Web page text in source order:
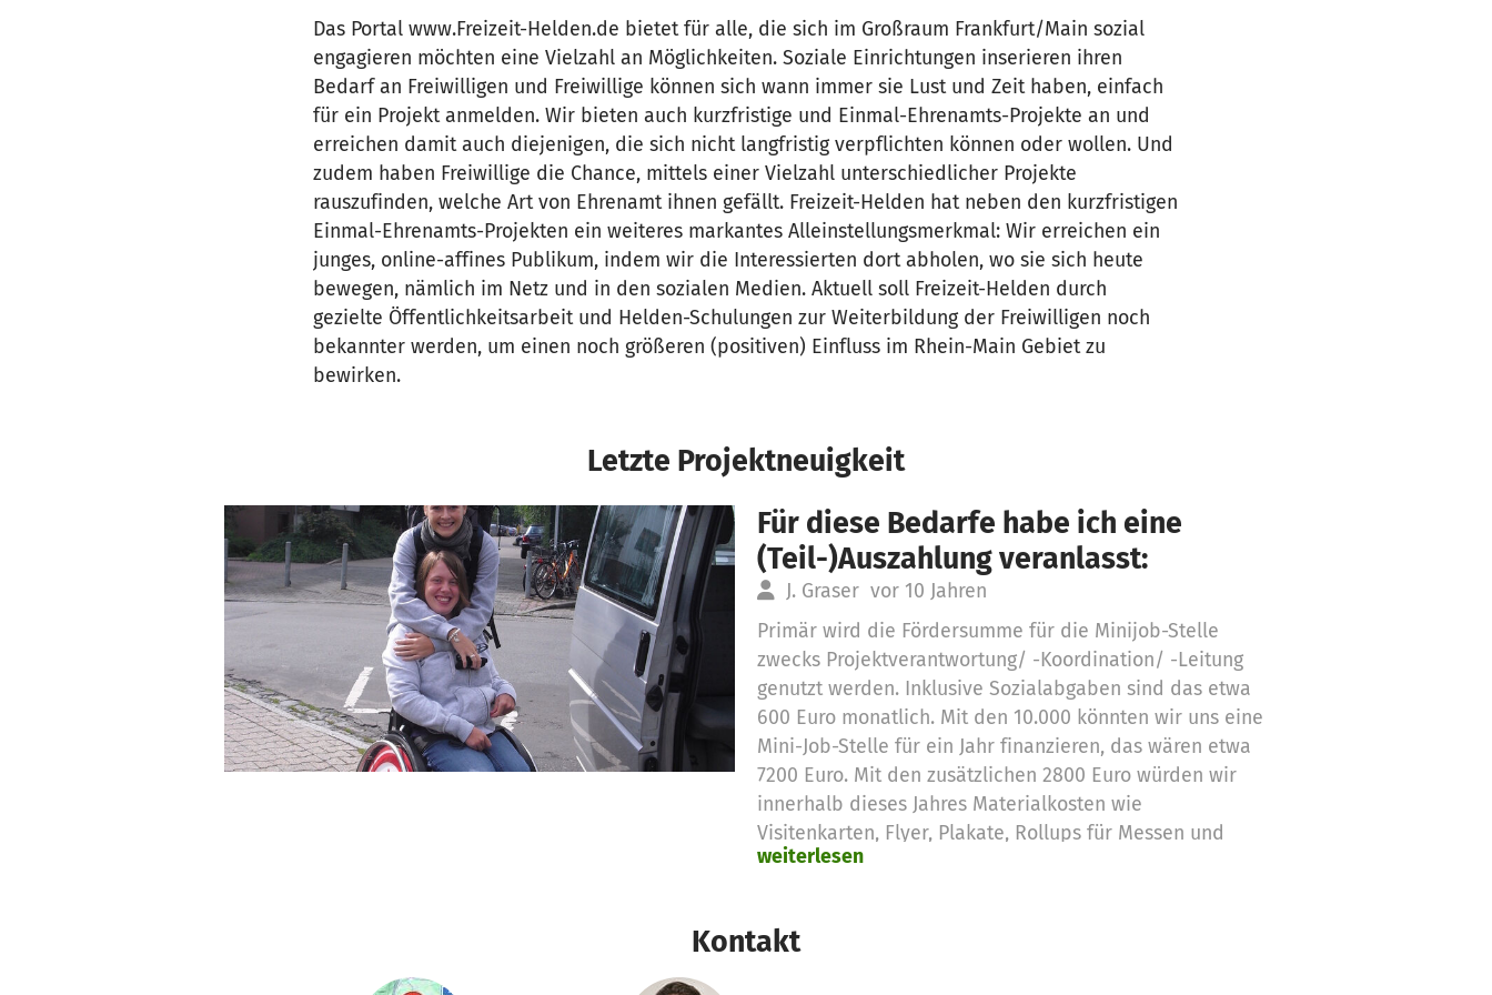
Das Portal www.Freizeit-Helden.de bietet für alle, die sich im Großraum Frankfurt/Main sozial
engagieren möchten eine Vielzahl an Möglichkeiten. Soziale Einrichtungen inserieren ihren
Bedarf an Freiwilligen und Freiwillige können sich wann immer sie Lust und Zeit haben, einfach
für ein Projekt anmelden. Wir bieten auch kurzfristige und Einmal-Ehrenamts-Projekte an und
erreichen damit auch diejenigen, die sich nicht langfristig verpflichten können oder wollen. Und
zudem haben Freiwillige die Chance, mittels einer Vielzahl unterschiedlicher Projekte
rauszufinden, welche Art von Ehrenamt ihnen gefällt. Freizeit-Helden hat neben den kurzfristigen
Einmal-Ehrenamts-Projekten ein weiteres markantes Alleinstellungsmerkmal: Wir erreichen ein
junges, online-affines Publikum, indem wir die Interessierten dort abholen, wo sie sich heute
bewegen, nämlich im Netz und in den sozialen Medien. Aktuell soll Freizeit-Helden durch
gezielte Öffentlichkeitsarbeit und Helden-Schulungen zur Weiterbildung der Freiwilligen noch
bekannter werden, um einen noch größeren (positiven) Einfluss im Rhein-Main Gebiet zu
bewirken.
Letzte Projektneuigkeit
Für diese Bedarfe habe ich eine
(Teil-)Auszahlung veranlasst:
J. Graser vor 10 Jahren
Primär wird die Fördersumme für die Minijob-Stelle
zwecks Projektverantwortung/ -Koordination/ -Leitung
genutzt werden. Inklusive Sozialabgaben sind das etwa
600 Euro monatlich. Mit den 10.000 könnten wir uns eine
Mini-Job-Stelle für ein Jahr finanzieren, das wären etwa
7200 Euro. Mit den zusätzlichen 2800 Euro würden wir
innerhalb dieses Jahres Materialkosten wie
Visitenkarten, Flyer, Plakate, Rollups für Messen und
andere Veranstaltungen finanzieren, Raummieten für die
und die entsprechende Technik anmieten, um aus den
weiterlesen
Kontakt